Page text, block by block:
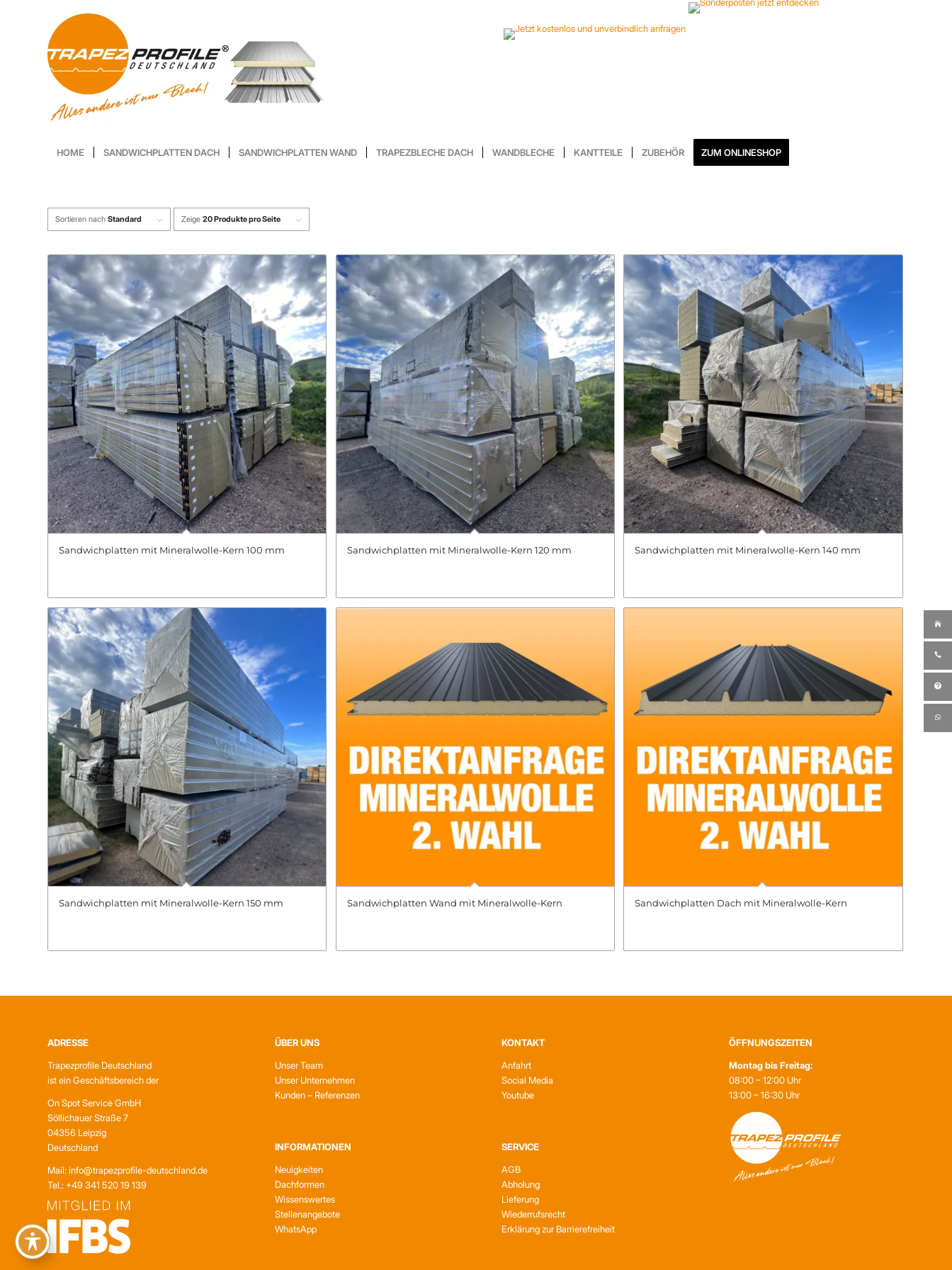
HOME SANDWICHPLATTEN DACH SANDWICHPLATTEN WAND TRAPEZBLECHE DACH WANDBLECHE KANTTEILE ZUBEHÖR ZUM ONLINESHOP
Sortieren nach Standard Zeige 20 Produkte pro Seite
Sandwichplatten mit Mineralwolle-Kern 100 mm Sandwichplatten mit Mineralwolle-Kern 120 mm Sandwichplatten mit Mineralwolle-Kern 140 mm
Sandwichplatten mit Mineralwolle-Kern 150 mm Sandwichplatten Wand mit Mineralwolle-Kern Sandwichplatten Dach mit Mineralwolle-Kern
ADRESSE
Trapezprofile Deutschland
ist ein Geschäftsbereich der
On Spot Service GmbH
Söllichauer Straße 7
04356 Leipzig
Deutschland
Mail: info@trapezprofile-deutschland.de
Tel.: +49 341 520 19 139
ÜBER UNS
Unser Team
Unser Unternehmen
Kunden – Referenzen
INFORMATIONEN
Neuigkeiten
Dachformen
Wissenswertes
Stellenangebote
WhatsApp
KONTAKT
Anfahrt
Social Media
Youtube
SERVICE
AGB
Abholung
Lieferung
Wiederrufsrecht
Erklärung zur Barrierefreiheit
ÖFFNUNGSZEITEN
Montag bis Freitag:
08:00 – 12:00 Uhr
13:00 – 16:30 Uhr